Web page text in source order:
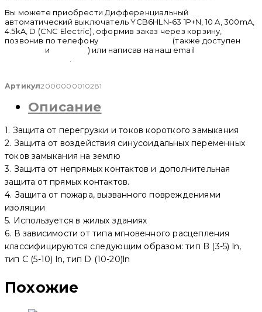
Вы можете приобрести Дифференциальный
автоматический выключатель YCB6HLN-63 1P+N, 10 A, 300mA,
4.5kA, D (CNC Electric), оформив заказ через корзину,
позвонив по телефону
(также доступен
и
) или написав на наш email
Артикул2000000010281
Описание
1. Защита от перегрузки и токов короткого замыкания
2. Защита от воздействия синусоидальных переменных
токов замыкания на землю
3. Защита от непрямых контактов и дополнительная
защита от прямых контактов.
4. Защита от пожара, вызванного повреждениями
изоляции
5. Используется в жилых зданиях
6. В зависимости от типа мгновенного расцепления
классифицируются следующим образом: тип B (3-5) ln,
тип C (5-10) ln, тип D (10-20)ln
Похожие